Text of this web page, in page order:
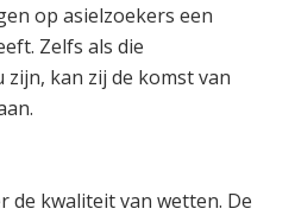
op asielzoekers een
Zelfs als die
kan zij de komst van
de kwaliteit van wetten. De